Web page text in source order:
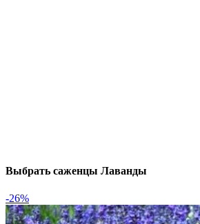
Выбрать саженцы Лаванды
-26%